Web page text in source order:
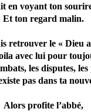
en voyant ton
Et ton regard malin.
retrouver le « Dieu
avec lui pour
les disputes,
pas dans ta
Alors profite l’abbé,